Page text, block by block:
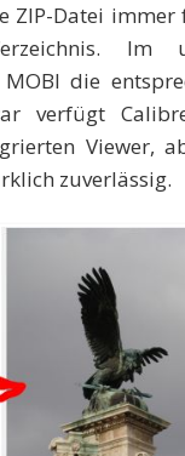
ZIP-Datei immer
Im
die
verfügt
Viewer,
zuverlässig.